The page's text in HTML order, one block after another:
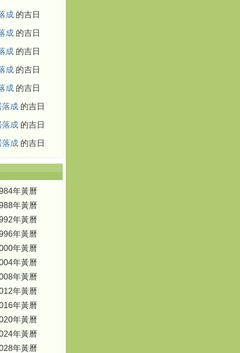
成 的吉日
成 的吉日
成 的吉日
成 的吉日
成 的吉日
落成 的吉日
落成 的吉日
落成 的吉日
年黃曆
年黃曆
年黃曆
年黃曆
年黃曆
年黃曆
年黃曆
年黃曆
年黃曆
年黃曆
年黃曆
年黃曆